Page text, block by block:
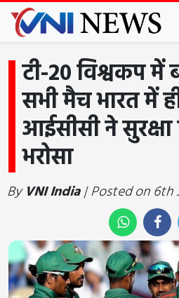
टी-20 विश्वकप में
सभी मैच भारत में
आईसीसी ने सुरक्षा
भरोसा
ByVNI India| Posted on 6th